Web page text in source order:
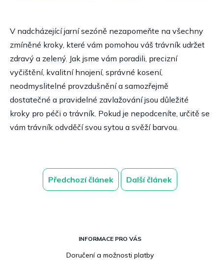
V nadcházející jarní sezóně nezapomeňte na všechny
zmíněné kroky, které vám pomohou váš trávník udržet
zdravý a zelený. Jak jsme vám poradili, precizní
vyčištění, kvalitní hnojení, správné kosení,
neodmyslitelné provzdušnění a samozřejmě
dostatečné a pravidelné zavlažování jsou důležité
kroky pro péči o trávník. Pokud je nepodceníte, určitě se
vám trávník odvděčí svou sytou a svěží barvou.
Předchozí článek Další článek
INFORMACE PRO VÁS
Doručení a možnosti platby